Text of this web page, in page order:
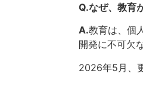
Q.なぜ、教育
A.教育は、個
開発に不可欠
2026年5月、